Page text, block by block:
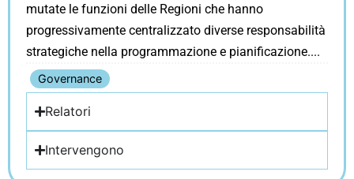
mutate le funzioni delle Regioni che hanno
progressivamente centralizzato diverse responsabilità
strategiche nella programmazione e pianificazione.
Governance
Relatori
Intervengono